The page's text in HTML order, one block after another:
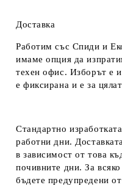
Доставка
Работим със Спиди и
имаме опция да
техен офис. Изборът е
е фиксирана и е за
Стандартно
работни дни.
в зависимост от това
почивните дни. За
бъдете предупредени